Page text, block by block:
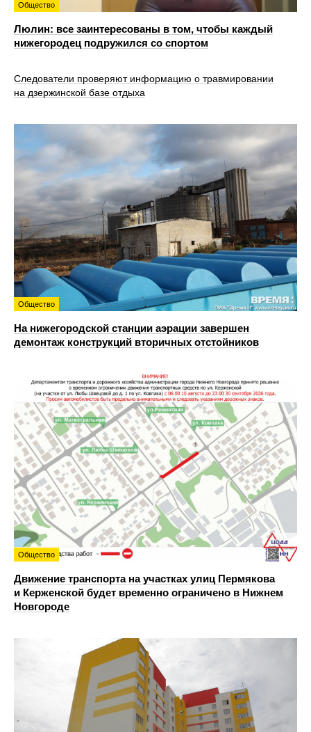
Общество
Люлин: все заинтересованы в том, чтобы каждый
нижегородец подружился со спортом
Следователи проверяют информацию о травмировании
на дзержинской базе отдыха
Общество
На нижегородской станции аэрации завершен
демонтаж конструкций вторичных отстойников
Общество
Движение транспорта на участках улиц Пермякова
и Керженской будет временно ограничено в Нижнем
Новгороде